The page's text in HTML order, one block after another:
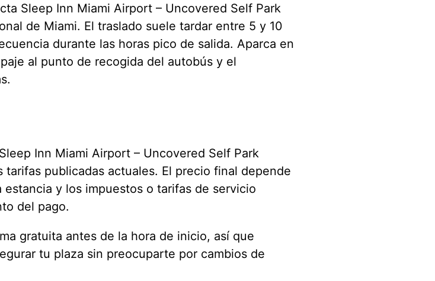
Sleep Inn Miami Airport – Uncovered Self Park
de Miami. El traslado suele tardar entre 5 y 10
durante las horas pico de salida. Aparca en
al punto de recogida del autobús y el
Inn Miami Airport – Uncovered Self Park
tarifas publicadas actuales. El precio final depende
y los impuestos o tarifas de servicio
del pago.
gratuita antes de la hora de inicio, así que
tu plaza sin preocuparte por cambios de